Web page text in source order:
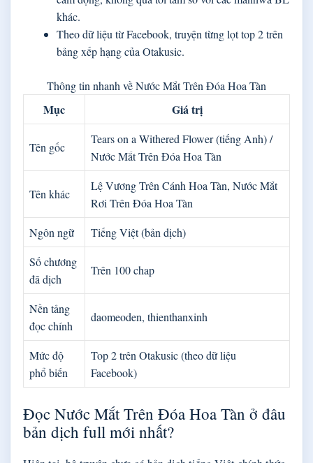
khác.
Theo dữ liệu từ Facebook, truyện từng lọt top 2 trên
bảng xếp hạng của Otakusic.
Thông tin nhanh về Nước Mắt Trên Đóa Hoa Tàn
Mục Giá trị
Tên gốc
Tears on a Withered Flower (tiếng Anh) /
Nước Mắt Trên Đóa Hoa Tàn
Tên khác
Lệ Vương Trên Cánh Hoa Tàn, Nước Mắt
Rơi Trên Đóa Hoa Tàn
Ngôn ngữ
Tiếng Việt (bản dịch)
Số chương
đã dịch
Trên 100 chap
Nền tảng
đọc chính
daomeoden, thienthanxinh
Mức độ
phổ biến
Top 2 trên Otakusic (theo dữ liệu
Facebook)
Đọc Nước Mắt Trên Đóa Hoa Tàn ở đâu
bản dịch full mới nhất?